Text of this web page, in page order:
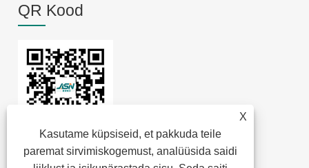
X
Kasutame küpsiseid, et pakkuda teile
paremat sirvimiskogemust, analüüsida saidi
QR Kood